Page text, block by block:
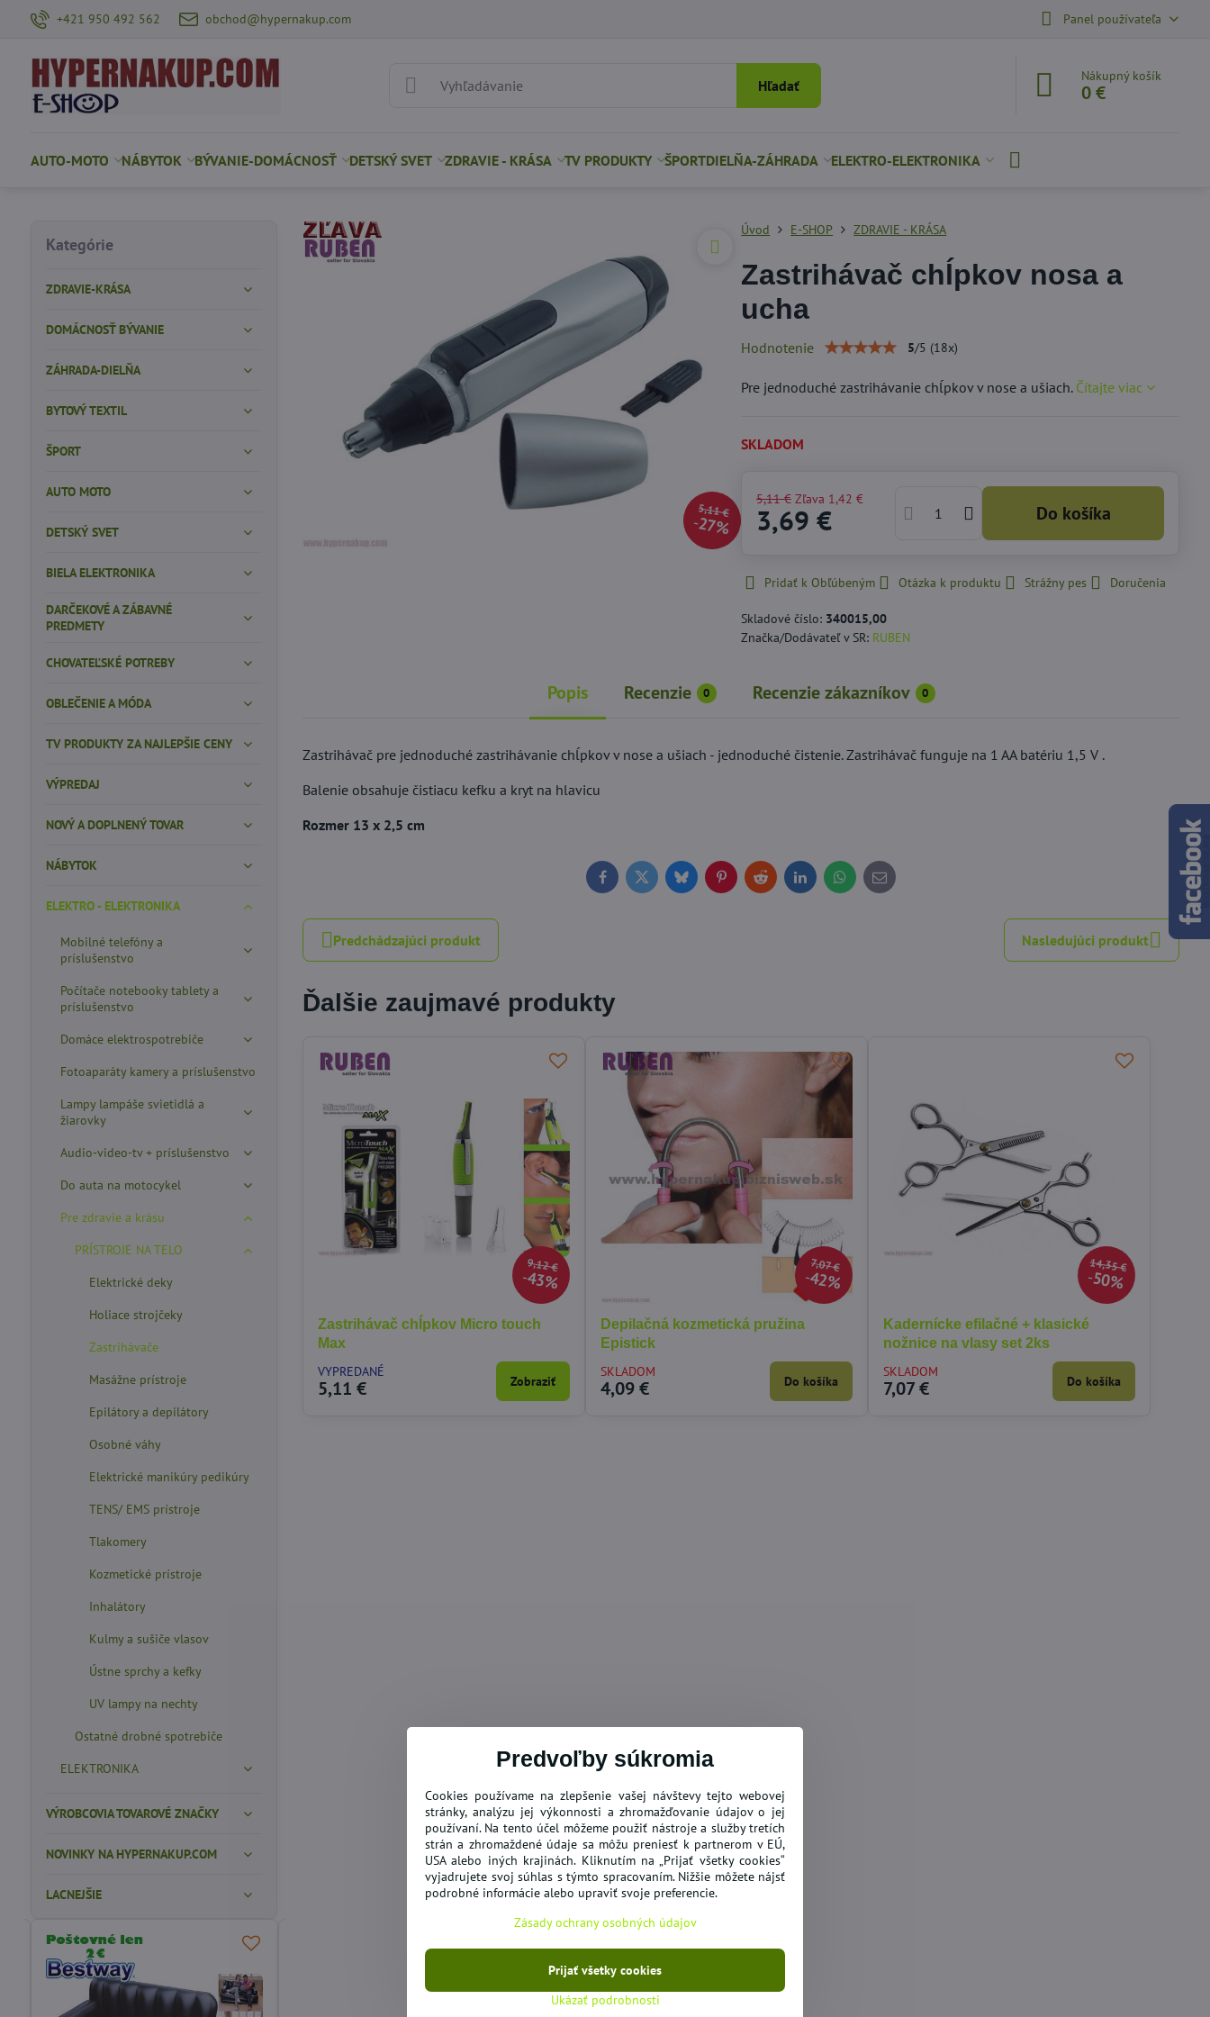
+421 950 492 562 obchod@hypernakup.com Panel používateľa
Hľadať
Nákupný košík
0 €
AUTO-MOTO NÁBYTOK BÝVANIE-DOMÁCNOSŤ DETSKÝ SVET ZDRAVIE - KRÁSA TV PRODUKTY ŠPORTDIELŇA-ZÁHRADA ELEKTRO-ELEKTRONIKA
5,11 €
27%
Úvod E-SHOP ZDRAVIE - KRÁSA
Zastrihávač chĺpkov nosa a
ucha
Hodnotenie 5/5 (18x)
Pre jednoduché zastrihávanie chĺpkov v nose a ušiach. Čítajte viac
SKLADOM
5,11 € Zľava 1,42 €
3,69 € Do košíka
Pridať k Obľúbeným Otázka k produktu Strážny pes Doručenia
Skladové číslo: 340015,00
Značka/Dodávateľ v SR: RUBEN
Popis Recenzie 0 Recenzie zákazníkov 0
Zastrihávač pre jednoduché zastrihávanie chĺpkov v nose a ušiach - jednoduché čistenie. Zastrihávač funguje na 1 AA batériu 1,5 V .
Balenie obsahuje čistiacu kefku a kryt na hlavicu
Rozmer 13 x 2,5 cm
FacebookTwitterBlueskyPinterestRedditLinkedInWhatsApp
E-
mail
Predchádzajúci produkt Nasledujúci produkt
Ďalšie zaujmavé produkty
9,12 €
43%
Zastrihávač chĺpkov Micro touch
Max
VYPREDANÉ
5,11 € Zobraziť
7,07 €
42%
Depilačná kozmetická pružina
Epistick
SKLADOM
4,09 € Do košíka
14,35 €
50%
Kadernícke efilačné + klasické
nožnice na vlasy set 2ks
SKLADOM
7,07 € Do košíka
Kategórie
ZDRAVIE-KRÁSA
DOMÁCNOSŤ BÝVANIE
ZÁHRADA-DIELŇA
BYTOVÝ TEXTIL
ŠPORT
AUTO MOTO
DETSKÝ SVET
BIELA ELEKTRONIKA
DARČEKOVÉ A ZÁBAVNÉ
PREDMETY
CHOVATEĽSKÉ POTREBY
OBLEČENIE A MÓDA
TV PRODUKTY ZA NAJLEPŠIE CENY
VÝPREDAJ
NOVÝ A DOPLNENÝ TOVAR
NÁBYTOK
ELEKTRO - ELEKTRONIKA
Mobilné telefóny a
príslušenstvo
Počítače notebooky tablety a
príslušenstvo
Domáce elektrospotrebiče
Fotoaparáty kamery a príslušenstvo
Lampy lampáše svietidlá a
žiarovky
Audio-video-tv + príslušenstvo
Do auta na motocykel
Pre zdravie a krásu
PRÍSTROJE NA TELO
Elektrické deky
Holiace strojčeky
Zastrihávače
Masážne prístroje
Epilátory a depilátory
Osobné váhy
Elektrické manikúry pedikúry
TENS/ EMS prístroje
Tlakomery
Kozmetické prístroje
Inhalátory
Kulmy a sušiče vlasov
Ústne sprchy a kefky
UV lampy na nechty
Ostatné drobné spotrebiče
ELEKTRONIKA
VÝROBCOVIA TOVAROVÉ ZNAČKY
NOVINKY NA HYPERNAKUP.COM
LACNEJŠIE
Predvoľby súkromia
Cookies používame na zlepšenie vašej návštevy tejto webovej
stránky, analýzu jej výkonnosti a zhromažďovanie údajov o jej
používaní. Na tento účel môžeme použiť nástroje a služby tretích
strán a zhromaždené údaje sa môžu preniesť k partnerom v EÚ,
USA alebo iných krajinách. Kliknutím na „Prijať všetky cookies“
vyjadrujete svoj súhlas s týmto spracovaním. Nižšie môžete nájsť
podrobné informácie alebo upraviť svoje preferencie.
Zásady ochrany osobných údajov
Ukázať podrobnosti
Prijať všetky cookies